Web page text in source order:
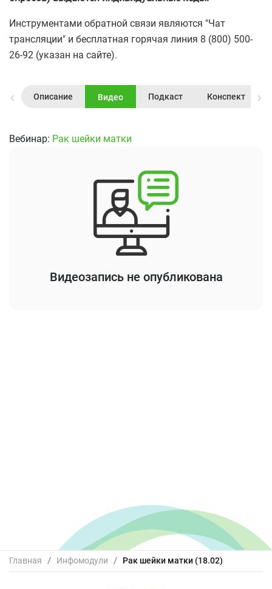
Инструментами обратной связи являются "Чат
трансляции" и бесплатная горячая линия 8 (800) 500-
26-92 (указан на сайте).
Описание Видео Подкаст Конспект
Вебинар: Рак шейки матки
Видеозапись не опубликована
Главная / Инфомодули / Рак шейки матки (18.02)